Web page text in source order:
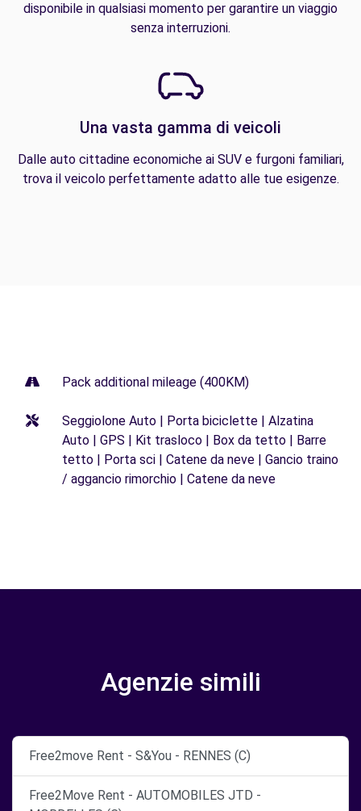
disponibile in qualsiasi momento per garantire un viaggio
senza interruzioni.
Una vasta gamma di veicoli
Dalle auto cittadine economiche ai SUV e furgoni familiari,
trova il veicolo perfettamente adatto alle tue esigenze.
Pack additional mileage (400KM)
Seggiolone Auto | Porta biciclette | Alzatina
Auto | GPS | Kit trasloco | Box da tetto | Barre
tetto | Porta sci | Catene da neve | Gancio traino
/ aggancio rimorchio | Catene da neve
Agenzie simili
Free2move Rent - S&You - RENNES (C)
Free2Move Rent - AUTOMOBILES JTD -